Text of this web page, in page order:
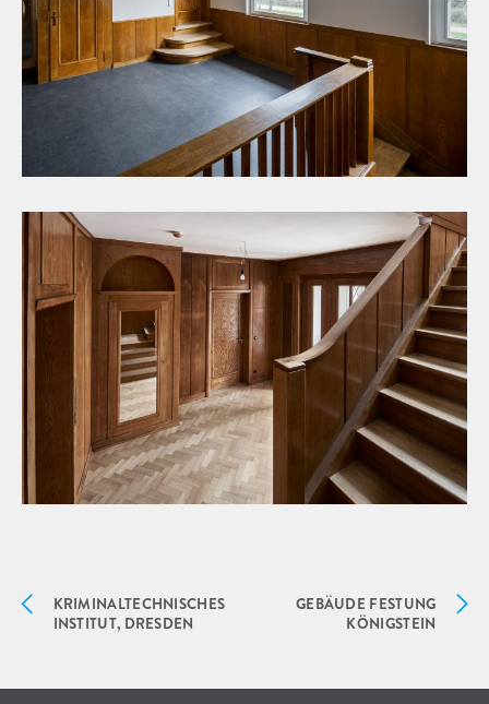
KRIMINALTECHNISCHES
INSTITUT, DRESDEN
GEBÄUDE FESTUNG
KÖNIGSTEIN